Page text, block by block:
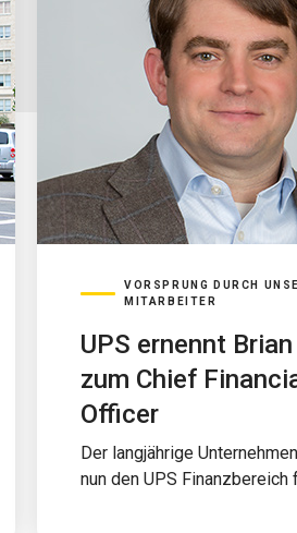
VORSPRUNG DURCH
MITARBEITER
UPS ernennt
zum Chief
Officer
Der langjährige
nun den UPS Finanzbereich